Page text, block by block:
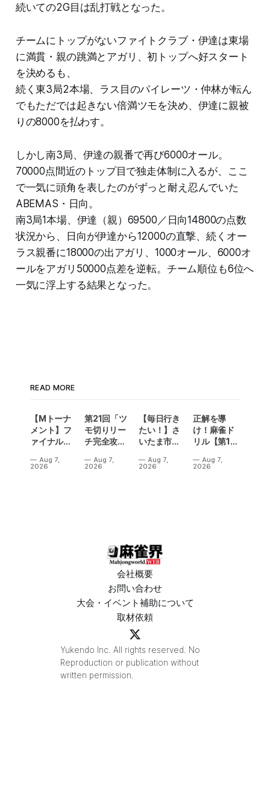
続いての2G目は乱打戦となった。
チームにトップがないファイトクラブ・伊達は東場
に満貫・親の跳満とアガリ、初トップへ好スタート
を決めるも、
続く東3局2本場、ラス目のパイレーツ・仲林が転ん
でもただでは起きない倍満ツモを決め、伊達に親被
りの8000を払わす。
しかし南3局、伊達の親番で再び6000オール。
70000点間近のトップ目で独走体制に入るが、ここ
で一気に頭角を表したのがずっと耐え忍んでいた
ABEMAS・日向。
南3局1本場、伊達（親）69500／日向14800の点数
状況から、日向が伊達から12000の直撃、続くオー
ラス親番に18000の出アガリ、1000オール、6000オ
ールをアガリ50000点差を逆転。チーム順位も6位へ
一気に浮上する結果となった。
READ MORE
【Mトーナ
メント】フ
ァイナル／2
ニバル！東
Aug 7,
2026
第21回「ツ
モ切りリー
チ完全攻
Aug 7,
2026
【毎日行き
たい！】さ
いたま市に
誕生！？
Aug 7,
2026
正解を導
け！麻雀ド
リル【第14
Aug 7,
2026
会社概要
お問い合わせ
大会・イベント補助について
取材依頼
Yukendo Inc. All rights reserved. No
Reproduction or publication without
written permission.